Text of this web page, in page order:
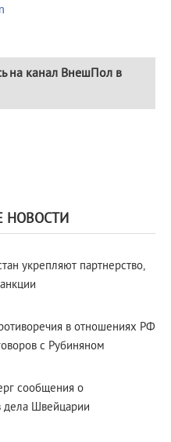
на канал ВнешПол в
НОВОСТИ
укрепляют партнерство,
в отношениях РФ
с Рубиняном
сообщения о
дела Швейцарии